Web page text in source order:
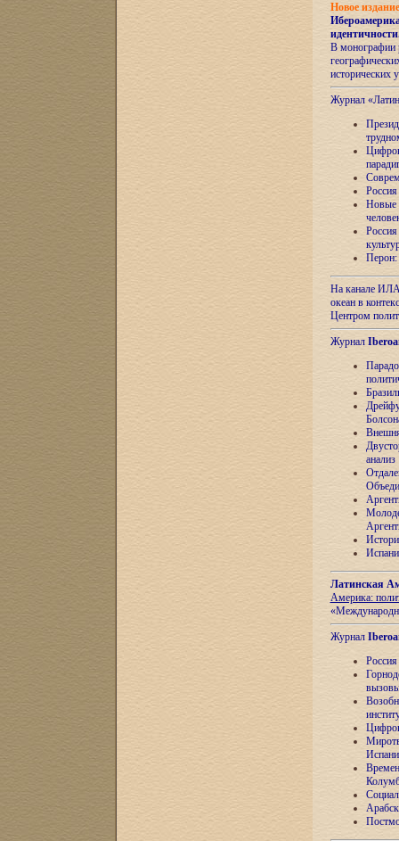
Новое
идентичности
В монографии
исторических
Журнал
Новые
Перон:
На канале
океан в
Центром
Журнал
анализ
Латинская
Америка:
Журнал